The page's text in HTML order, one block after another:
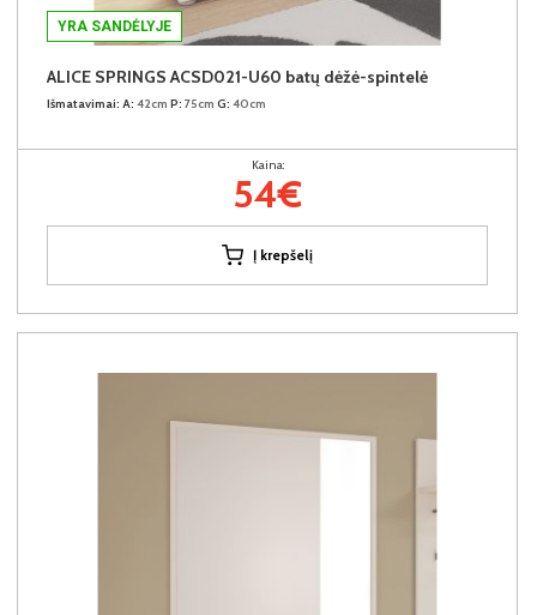
YRA SANDĖLYJE
ALICE SPRINGS ACSD021-U60 batų dėžė-spintelė
Išmatavimai: A: 42cm P: 75cm G: 40cm
Kaina:
54€
Į krepšelį